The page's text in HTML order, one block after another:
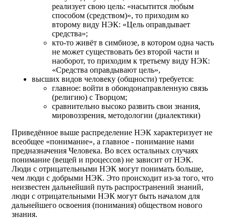
реализует свою цель: «насытится любым
способом (средством)», то приходим ко
второму виду НЭК: «Цель оправдывает
средства»;
кто-то живёт в симбиозе, в котором одна часть
не может существовать без второй части и
наоборот, то приходим к третьему виду НЭК:
«Средства оправдывают цель»,
высших видов человеку (общности) требуется:
главное: войти в обоюдонаправленную связь
(религию) с Творцом;
сравнительно высоко развить свои знания,
мировоззрения, методологии (диалектики)
Приведённое выше распределение НЭК характеризует не
всеобщее «понимание», а главное - понимание нами
предназначения Человека. Во всех остальных случаях
понимание (вещей и процессов) не зависит от НЭК.
Люди с отрицательными НЭК могут понимать больше,
чем люди с добрыми НЭК. Это происходит из-за того, что
неизвестен дальнейший путь распространений знаний,
люди с отрицательными НЭК могут быть началом для
дальнейшего освоения (понимания) обществом нового
знания.